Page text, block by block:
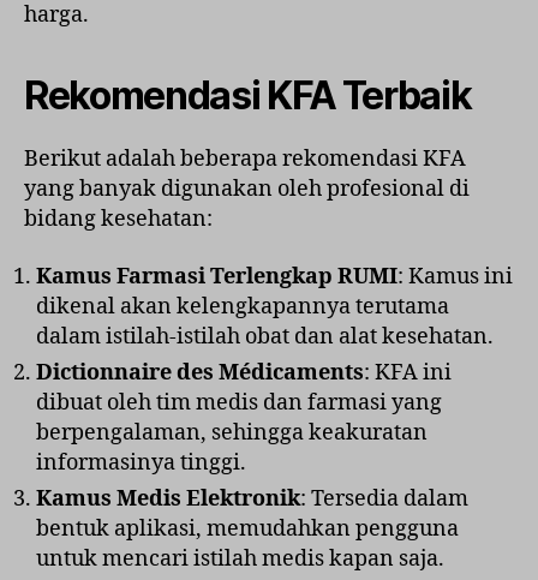
harga.
Rekomendasi KFA Terbaik
Berikut adalah beberapa rekomendasi KFA
yang banyak digunakan oleh profesional di
bidang kesehatan:
Kamus Farmasi Terlengkap RUMI: Kamus ini
dikenal akan kelengkapannya terutama
dalam istilah-istilah obat dan alat kesehatan.
Dictionnaire des Médicaments: KFA ini
dibuat oleh tim medis dan farmasi yang
berpengalaman, sehingga keakuratan
informasinya tinggi.
Kamus Medis Elektronik: Tersedia dalam
bentuk aplikasi, memudahkan pengguna
untuk mencari istilah medis kapan saja.